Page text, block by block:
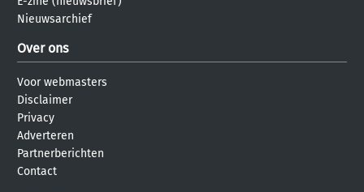
Nieuwsarchief
Over ons
Voor webmasters
Disclaimer
Privacy
Adverteren
Partnerberichten
Contact